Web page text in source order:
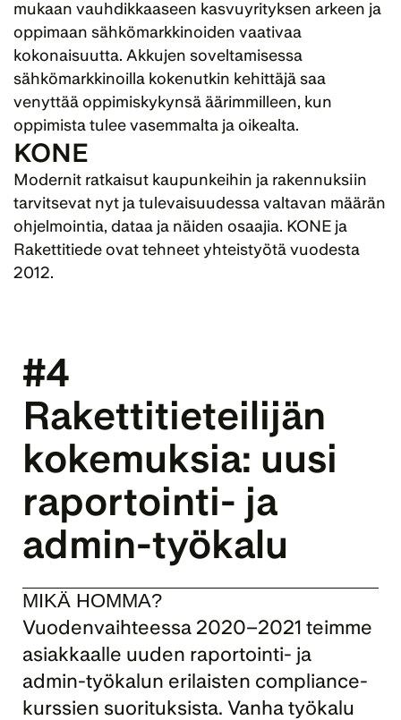
mukaan vauhdikkaaseen kasvuyrityksen arkeen ja
oppimaan sähkömarkkinoiden vaativaa
kokonaisuutta. Akkujen soveltamisessa
sähkömarkkinoilla kokenutkin kehittäjä saa
venyttää oppimiskykynsä äärimmilleen, kun
oppimista tulee vasemmalta ja oikealta.
KONE
Modernit ratkaisut kaupunkeihin ja rakennuksiin
tarvitsevat nyt ja tulevaisuudessa valtavan määrän
ohjelmointia, dataa ja näiden osaajia. KONE ja
Rakettitiede ovat tehneet yhteistyötä vuodesta
2012.
#4
Rakettitieteilijän
kokemuksia: uusi
raportointi- ja
admin-työkalu
MIKÄ HOMMA?
Vuodenvaihteessa 2020–2021 teimme
asiakkaalle uuden raportointi- ja
admin-työkalun erilaisten compliance-
kurssien suorituksista. Vanha työkalu